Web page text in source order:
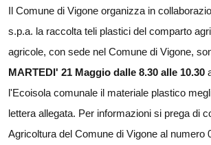
Il Comune di Vigone organizza in
s.p.a. la raccolta teli plastici del comparto
agricole, con sede nel Comune di Vigone,
MARTEDI' 21 Maggio dalle 8.30 alle 10.30
l'Ecoisola comunale il materiale plastico
lettera allegata. Per informazioni si prega di
Agricoltura del Comune di Vigone al numero